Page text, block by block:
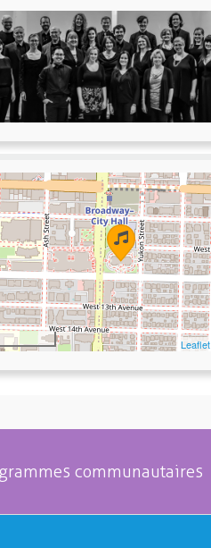
Leaflet
communautaires